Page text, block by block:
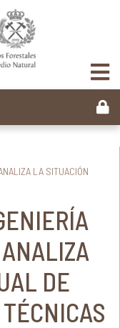
LA SITUACIÓN
DE